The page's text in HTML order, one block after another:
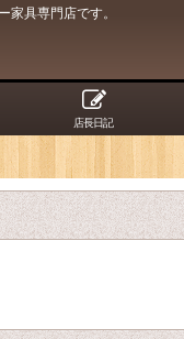
家具専門店です。
店長日記